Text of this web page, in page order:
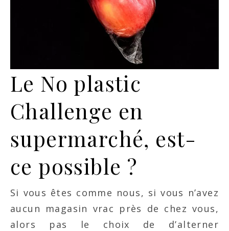
Le No plastic
Challenge en
supermarché, est-
ce possible ?
Si vous êtes comme nous, si vous n’avez
aucun magasin vrac près de chez vous,
alors pas le choix de d’alterner